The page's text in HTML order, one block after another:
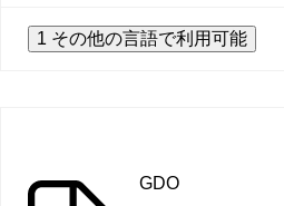
1 その他の言語で利用可能
GDO